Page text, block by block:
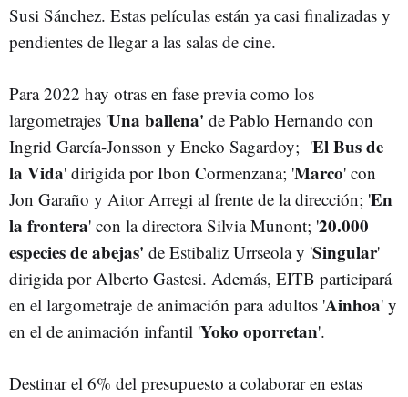
Susi Sánchez. Estas películas están ya casi finalizadas y
pendientes de llegar a las salas de cine.
Para 2022 hay otras en fase previa como los
largometrajes 'Una ballena' de Pablo Hernando con
Ingrid García-Jonsson y Eneko Sagardoy; 'El Bus de
la Vida' dirigida por Ibon Cormenzana; 'Marco' con
Jon Garaño y Aitor Arregi al frente de la dirección; 'En
la frontera' con la directora Silvia Munont; '20.000
especies de abejas' de Estibaliz Urrseola y 'Singular'
dirigida por Alberto Gastesi. Además, EITB participará
en el largometraje de animación para adultos 'Ainhoa' y
en el de animación infantil 'Yoko oporretan'.
Destinar el 6% del presupuesto a colaborar en estas